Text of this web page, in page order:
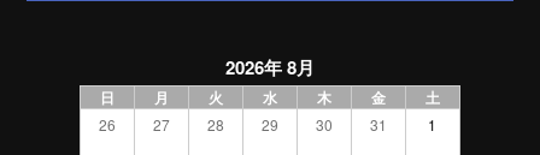
2026年 8月
日 月 火 水 木 金 土
26 27 28 29 30 31 1